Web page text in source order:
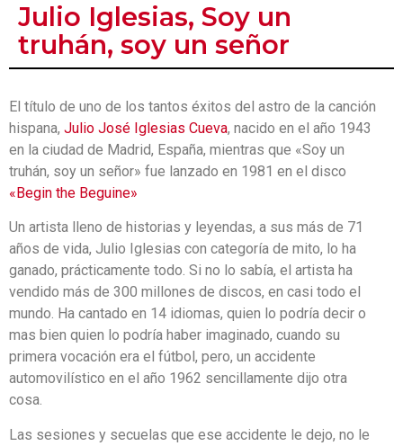
Julio Iglesias, Soy un
truhán, soy un señor
El título de uno de los tantos éxitos del astro de la canción
hispana, Julio José Iglesias Cueva, nacido en el año 1943
en la ciudad de Madrid, España, mientras que «Soy un
truhán, soy un señor» fue lanzado en 1981 en el disco
«Begin the Beguine»
Un artista lleno de historias y leyendas, a sus más de 71
años de vida, Julio Iglesias con categoría de mito, lo ha
ganado, prácticamente todo. Si no lo sabía, el artista ha
vendido más de 300 millones de discos, en casi todo el
mundo. Ha cantado en 14 idiomas, quien lo podría decir o
mas bien quien lo podría haber imaginado, cuando su
primera vocación era el fútbol, pero, un accidente
automovilístico en el año 1962 sencillamente dijo otra
cosa.
Las sesiones y secuelas que ese accidente le dejo, no le